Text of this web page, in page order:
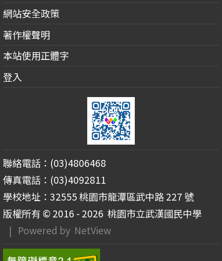
網站安全政策
著作權聲明
本站使用正體字
登入
聯絡電話：(03)4806468
傳真電話：(03)4092811
學校地址：32555 桃園市龍潭區武中路 227 號
版權所有 © 2016 - 2026 桃園市立武漢國民中學
| Powered by NetView